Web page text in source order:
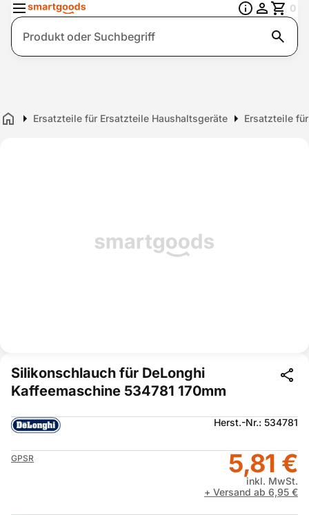
Suche
0
Home Ersatzteile für Ersatzteile Haushaltsgeräte Ersatzteile
Silikonschlauch für DeLonghi
Kaffeemaschine 534781 170mm
Herst.-Nr.: 534781
GPSR 5,81 €
inkl. MwSt.
+ Versand ab 6,95 €